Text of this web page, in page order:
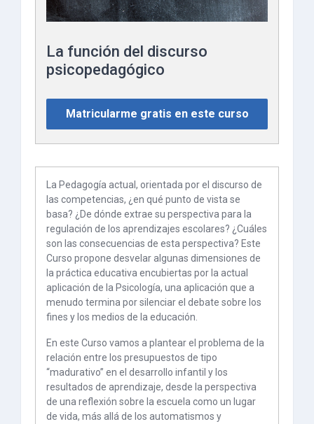
La función del discurso
psicopedagógico
Matricularme gratis en este curso
La Pedagogía actual, orientada por el discurso de
las competencias, ¿en qué punto de vista se
basa? ¿De dónde extrae su perspectiva para la
regulación de los aprendizajes escolares? ¿Cuáles
son las consecuencias de esta perspectiva? Este
Curso propone desvelar algunas dimensiones de
la práctica educativa encubiertas por la actual
aplicación de la Psicología, una aplicación que a
menudo termina por silenciar el debate sobre los
fines y los medios de la educación.
En este Curso vamos a plantear el problema de la
relación entre los presupuestos de tipo
“madurativo” en el desarrollo infantil y los
resultados de aprendizaje, desde la perspectiva
de una reflexión sobre la escuela como un lugar
de vida, más allá de los automatismos y